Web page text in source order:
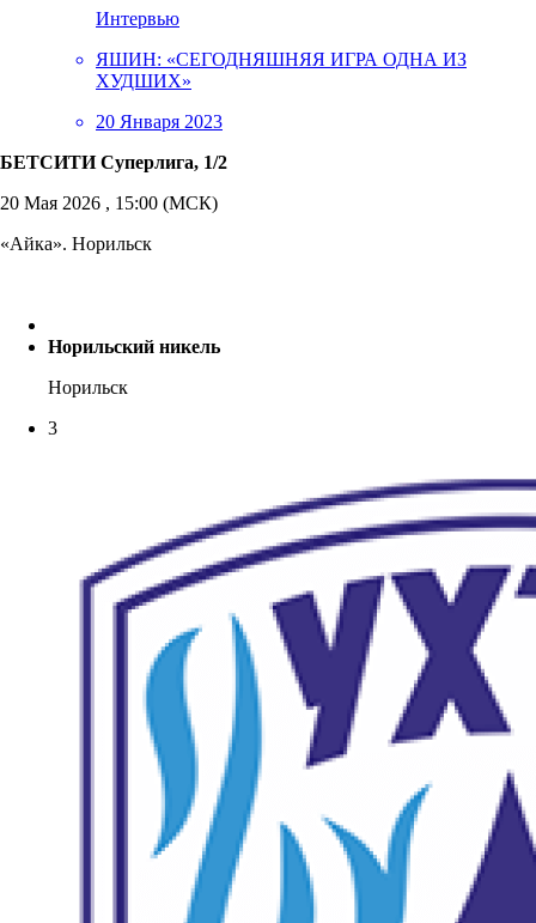
Интервью
ЯШИН: «СЕГОДНЯШНЯЯ ИГРА ОДНА ИЗ
ХУДШИХ»
20 Января 2023
БЕТСИТИ Суперлига, 1/2
20 Мая 2026 , 15:00 (МСК)
«Айка». Норильск
Норильский никель
Норильск
3